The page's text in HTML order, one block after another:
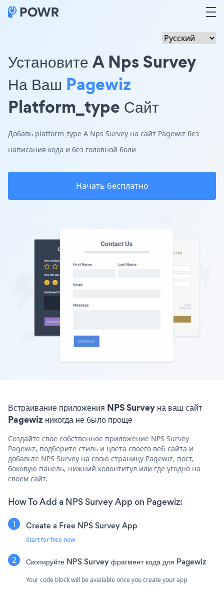
Установите A Nps Survey
На Ваш Pagewiz
Platform_type Сайт
Добавь platform_type A Nps Survey на сайт Pagewiz без
написания кода и без головной боли
Начать бесплатно
Встраивание приложения NPS Survey на ваш сайт
Pagewiz никогда не было проще
Создайте свое собственное приложение NPS Survey
Pagewiz, подберите стиль и цвета своего веб-сайта и
добавьте NPS Survey на свою страницу Pagewiz, пост,
боковую панель, нижний колонтитул или где угодно на
своем сайт.
How To Add a NPS Survey App on Pagewiz:
Create a Free NPS Survey App
Start for free now
Скопируйте NPS Survey фрагмент кода для Pagewiz
Your code block will be available once you create your app